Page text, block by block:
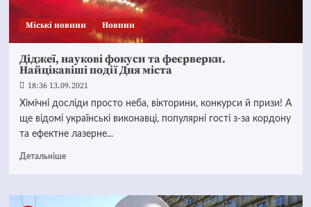
Mіські новини Новини
Діджеї, наукові фокуси та феєрверки.
Найцікавіші події Дня міста
18:36 13.09.2021
Хімічні досліди просто неба, вікторини, конкурси й призи! А
ще відомі українські виконавці, популярні гості з-за кордону
та ефектне лазерне...
Детальніше